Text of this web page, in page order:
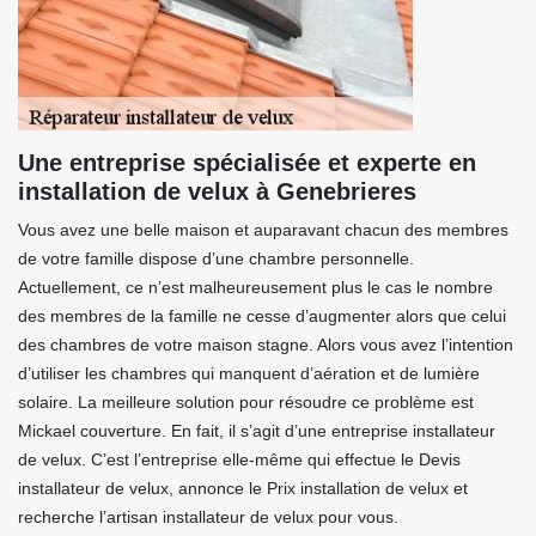
Une entreprise spécialisée et experte en
installation de velux à Genebrieres
Vous avez une belle maison et auparavant chacun des membres
de votre famille dispose d’une chambre personnelle.
Actuellement, ce n’est malheureusement plus le cas le nombre
des membres de la famille ne cesse d’augmenter alors que celui
des chambres de votre maison stagne. Alors vous avez l’intention
d’utiliser les chambres qui manquent d’aération et de lumière
solaire. La meilleure solution pour résoudre ce problème est
Mickael couverture. En fait, il s’agit d’une entreprise installateur
de velux. C’est l’entreprise elle-même qui effectue le Devis
installateur de velux, annonce le Prix installation de velux et
recherche l’artisan installateur de velux pour vous.